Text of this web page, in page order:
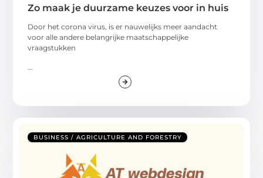
Zo maak je duurzame keuzes voor in huis
Door het corona virus, is er nauwelijks meer aandacht
voor alle andere belangrijke maatschappelijke
vraagstukken
BUSINESS / AGRICULTURE AND FORESTRY